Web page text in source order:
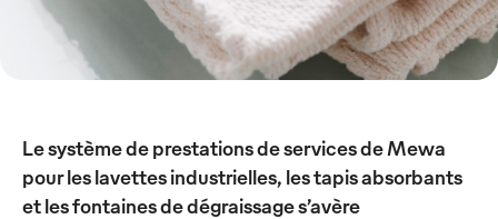
Le système de prestations de services de Mewa
pour les lavettes industrielles, les tapis absorbants
et les fontaines de dégraissage s’avère